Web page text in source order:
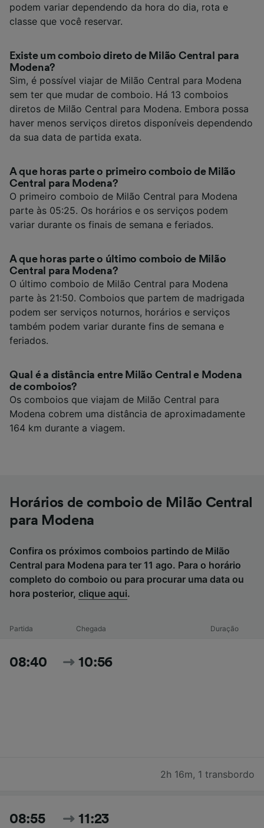
podem variar dependendo da hora do dia, rota e
classe que você reservar.
Existe um comboio direto de Milão Central para
Modena?
Sim, é possível viajar de Milão Central para Modena
sem ter que mudar de comboio. Há 13 comboios
diretos de Milão Central para Modena. Embora possa
haver menos serviços diretos disponíveis dependendo
da sua data de partida exata.
A que horas parte o primeiro comboio de Milão
Central para Modena?
O primeiro comboio de Milão Central para Modena
parte às 05:25. Os horários e os serviços podem
variar durante os finais de semana e feriados.
A que horas parte o último comboio de Milão
Central para Modena?
O último comboio de Milão Central para Modena
parte às 21:50. Comboios que partem de madrigada
podem ser serviços noturnos, horários e serviços
também podem variar durante fins de semana e
feriados.
Qual é a distância entre Milão Central e Modena
de comboios?
Os comboios que viajam de Milão Central para
Modena cobrem uma distância de aproximadamente
164 km durante a viagem.
Horários de comboio de Milão Central
para Modena
Confira os próximos comboios partindo de Milão
Central para Modena para ter 11 ago. Para o horário
completo do comboio ou para procurar uma data ou
hora posterior, clique aqui.
Partida Chegada Duração
08:40 10:56
2h 16m, 1 transbordo
08:55 11:23